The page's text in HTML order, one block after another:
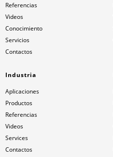
Referencias
Videos
Conocimiento
Servicios
Contactos
Industria
Aplicaciones
Productos
Referencias
Videos
Services
Contactos